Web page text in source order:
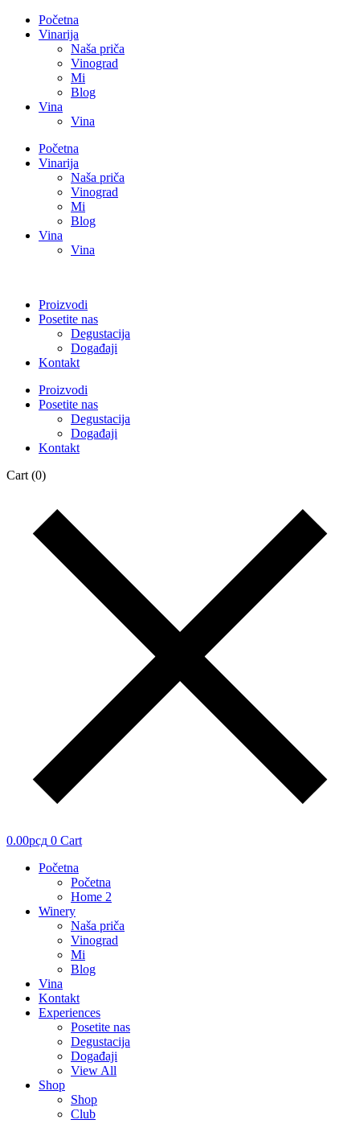
Početna
Vinarija
Naša priča
Vinograd
Mi
Blog
Vina
Vina
Početna
Vinarija
Naša priča
Vinograd
Mi
Blog
Vina
Vina
Proizvodi
Posetite nas
Degustacija
Događaji
Kontakt
Proizvodi
Posetite nas
Degustacija
Događaji
Kontakt
Cart (0)
0.00рсд 0 Cart
Početna
Početna
Home 2
Winery
Naša priča
Vinograd
Mi
Blog
Vina
Kontakt
Experiences
Posetite nas
Degustacija
Događaji
View All
Shop
Shop
Club